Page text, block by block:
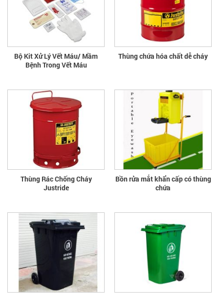
Bộ Kit Xử Lý Vết Máu/ Mầm
Bệnh Trong Vết Máu
Thùng chứa hóa chất dễ cháy
Thùng Rác Chống Cháy
Justride
Bồn rửa mắt khẩn cấp có thùng
chứa